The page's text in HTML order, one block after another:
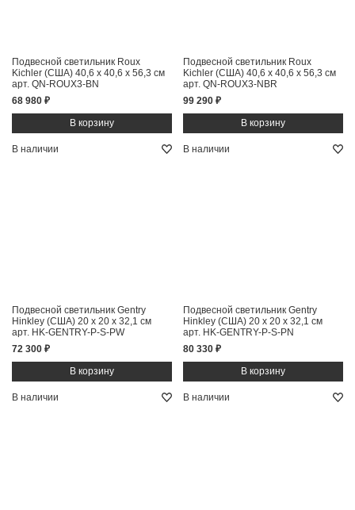
Подвесной светильник Roux
Kichler (США) 40,6 x 40,6 x 56,3 см
арт. QN-ROUX3-BN
68 980 ₽
Подвесной светильник Roux
Kichler (США) 40,6 x 40,6 x 56,3 см
арт. QN-ROUX3-NBR
99 290 ₽
В наличии
Подвесной светильник Gentry
Hinkley (США) 20 x 20 x 32,1 см
арт. HK-GENTRY-P-S-PW
72 300 ₽
В наличии
Подвесной светильник Gentry
Hinkley (США) 20 x 20 x 32,1 см
арт. HK-GENTRY-P-S-PN
80 330 ₽
В наличии В наличии